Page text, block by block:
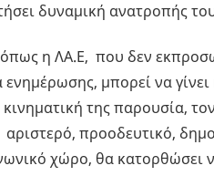
δυναμική ανατροπής
η ΛΑ.Ε, που δεν
μπορεί να
της παρουσία,
προοδευτικό,
χώρο, θα κατορθώσει